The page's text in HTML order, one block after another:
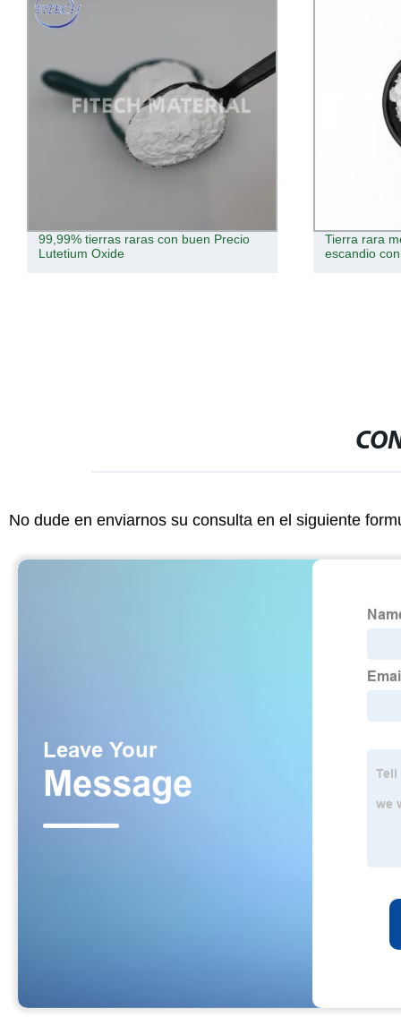
Tierra rara mejor Precio cloruro de
escandio con Sccl3% de pureza 99,9
Tw02 Boron
apuesta 15-
No dude en enviarnos su consulta en el siguiente